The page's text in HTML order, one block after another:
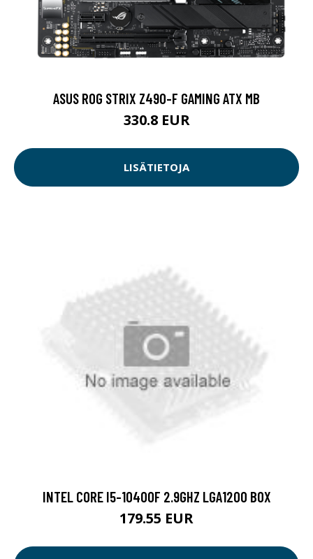
ASUS ROG STRIX Z490-F GAMING ATX MB
330.8 EUR
LISÄTIETOJA
INTEL CORE I5-10400F 2.9GHZ LGA1200 BOX
179.55 EUR